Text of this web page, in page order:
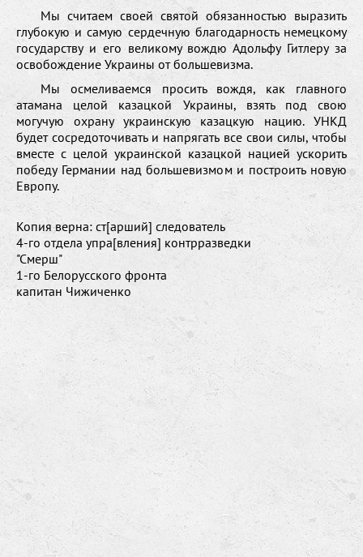
Мы считаем своей святой обязанностью выразить
глубокую и самую сердечную благодарность немецкому
государству и его великому вождю Адольфу Гитлеру за
освобождение Украины от большевизма.
Мы осмеливаемся просить вождя, как главного
атамана целой казацкой Украины, взять под свою
могучую охрану украинскую казацкую нацию. УНКД
будет сосредоточивать и напрягать все свои силы, чтобы
вместе с целой украинской казацкой нацией ускорить
победу Германии над большевизмом и построить новую
Европу.
Копия верна: ст[арший] следователь
4-го отдела упра[вления] контрразведки
"Смерш"
1-го Белорусского фронта
капитан Чижиченко